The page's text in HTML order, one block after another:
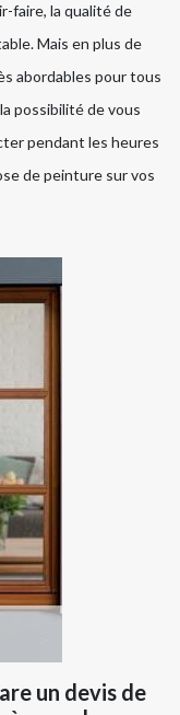
faire, la qualité de
Mais en plus de
abordables pour tous
possibilité de vous
pendant les heures
de peinture sur vos
un devis de